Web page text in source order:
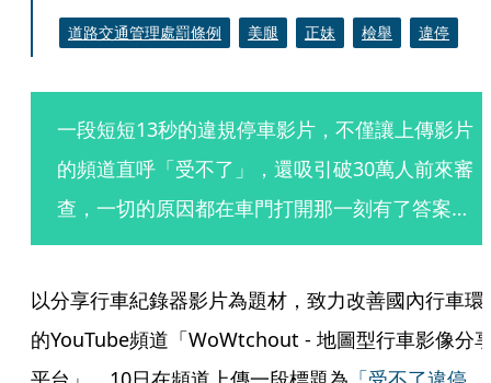
道路交通管理處罰條例 美腿 正妹 檢舉 違停
一段短短13秒的違規停車影片，不僅讓上傳影片
的頻道直呼「受不了」，還吸引破30萬人前來審
查，一切的原因都在車門打開那一刻有了答案…
以分享行車紀錄器影片為題材，致力改善國內行車環
的YouTube頻道「WoWtchout - 地圖型行車影像分